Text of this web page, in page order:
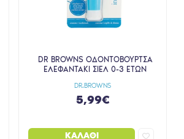
DR.BROWNS
DR BROWNS ΟΔΟΝΤΟΒΟΥΡΤΣΑ
ΕΛΕΦΑΝΤΑΚΙ ΣΙΕΛ 0-3 ΕΤΩΝ
5,99€
ΚΑΛΆΘΙ